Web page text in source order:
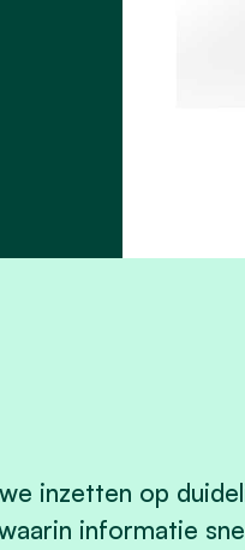
inzetten op
informatie